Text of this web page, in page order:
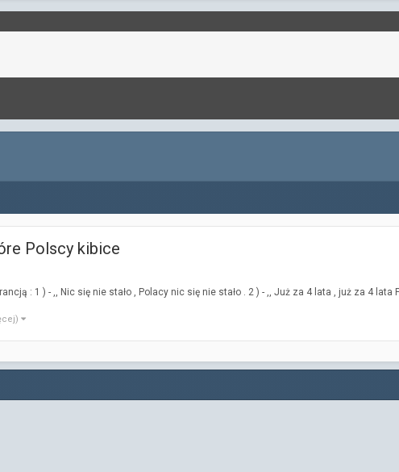
Polscy kibice
: 1 ) - ,, Nic się nie stało , Polacy nic się nie stało . 2 ) - ,, Już za 4 lata , już za 4